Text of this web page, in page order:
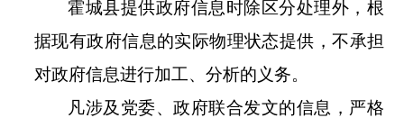
霍城县提供政府信息时除区分处理外，根
据现有政府信息的实际物理状态提供，不承担
对政府信息进行加工、分析的义务。
凡涉及党委、政府联合发文的信息，严格